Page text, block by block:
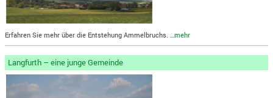
Erfahren Sie mehr über die Entstehung Ammelbruchs.…mehr
Langfurth – eine junge Gemeinde